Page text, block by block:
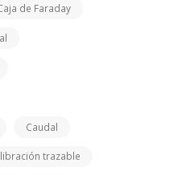
de Faraday
Caudal
trazable